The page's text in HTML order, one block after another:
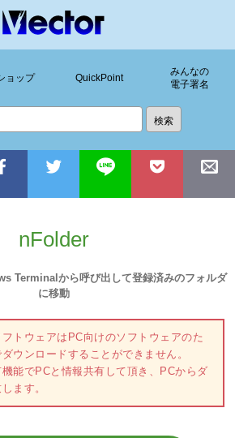
ョップ QuickPoint
みんなの
電子署名
nFolder
Terminalから呼び出して登録済みのフォルダ
に移動
トウェアはPC向けのソフトウェアのた
ウンロードすることができません。
能でPCと情報共有して頂き、PCからダ
ます。